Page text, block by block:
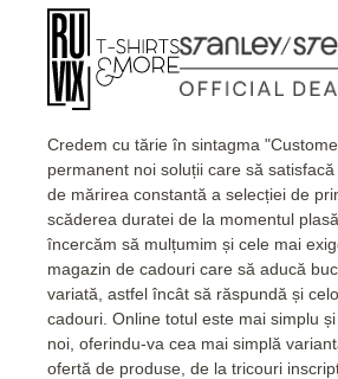
Credem cu tărie în sintagma
permanent noi soluții care să
de mărirea constantă a selecției de
scăderea duratei de la momentul
încercăm să mulțumim și cele mai
magazin de cadouri care să aducă
variată, astfel încât să răspundă și
cadouri. Online totul este mai simplu
noi, oferindu-va cea mai simplă
ofertă de produse, de la tricouri